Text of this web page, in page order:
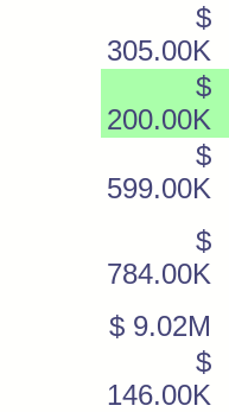
$
305.00K
$
200.00K
$
599.00K
$
784.00K
$ 9.02M
$
146.00K